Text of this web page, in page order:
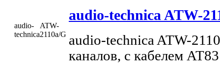
audio-
technica
ATW-
2110a/G
audio-technica ATW-
audio-technica ATW-
каналов, с кабелем